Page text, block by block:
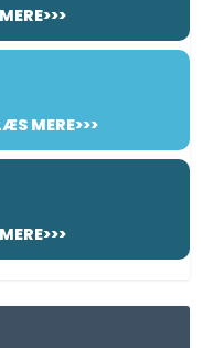
MERE>>>